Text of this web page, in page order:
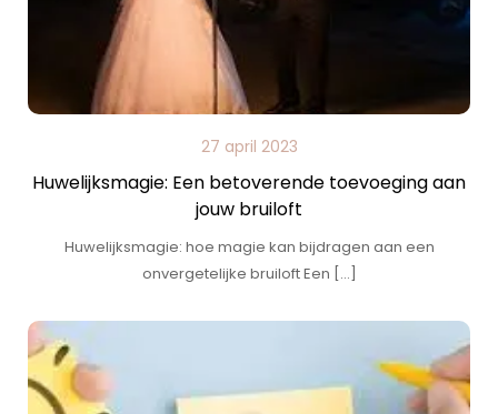
27 april 2023
Huwelijksmagie: Een betoverende toevoeging aan
jouw bruiloft
Huwelijksmagie: hoe magie kan bijdragen aan een
onvergetelijke bruiloft Een […]